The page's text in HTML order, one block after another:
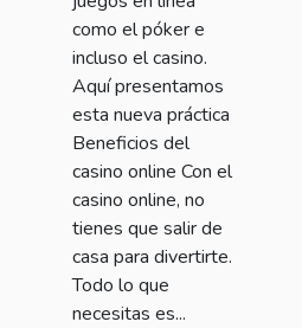
como el póker e
incluso el casino.
Aquí presentamos
esta nueva práctica
Beneficios del
casino online Con el
casino online, no
tienes que salir de
casa para divertirte.
Todo lo que
necesitas es...